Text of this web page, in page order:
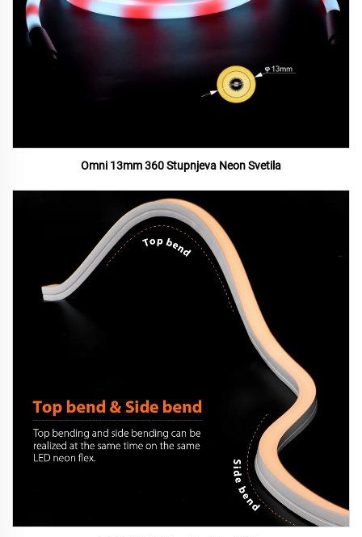
Omni 13mm 360 Stupnjeva Neon Svetila